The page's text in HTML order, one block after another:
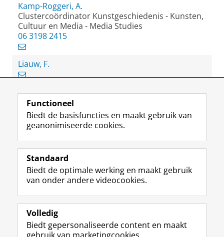
Kamp-Roggeri, A.
Clustercoördinator Kunstgeschiedenis - Kunsten,
Cultuur en Media - Media Studies
06 3198 2415
Liauw, F.
View this page in:English
Volg de RUG
F
a
e
b
o
p
a
L
i
k
e
I
-
p
R
S
-
f
e
R
I
n
t
r
m
Y
o
T
e
k
Studiekiezers
Alumni
Over ons
Functioneel
Biedt de basisfuncties en maakt gebruik van
geanonimiseerde cookies.
Standaard
Biedt de optimale werking en maakt gebruik
van onder andere videocookies.
Volledig
Biedt gepersonaliseerde content en maakt